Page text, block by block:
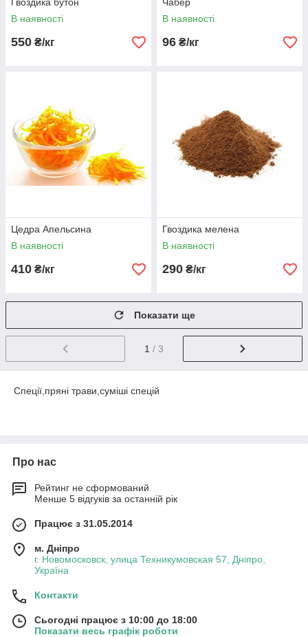
В наявності
550 ₴/кг
В наявності
96 ₴/кг
Цедра Апельсина
В наявності
410 ₴/кг
Гвоздика мелена
В наявності
290 ₴/кг
Показати ще
1 / 3
Спеції,пряні трави,суміші спецій
Про нас
Рейтинг не сформований
Менше 5 відгуків за останній рік
Працює з 31.05.2014
м. Дніпро
г. Новомосковск, улица Техникумовская 57, Дніпро,
Україна
Контакти
Сьогодні працює з 10:00 до 18:00
Показати весь графік роботи